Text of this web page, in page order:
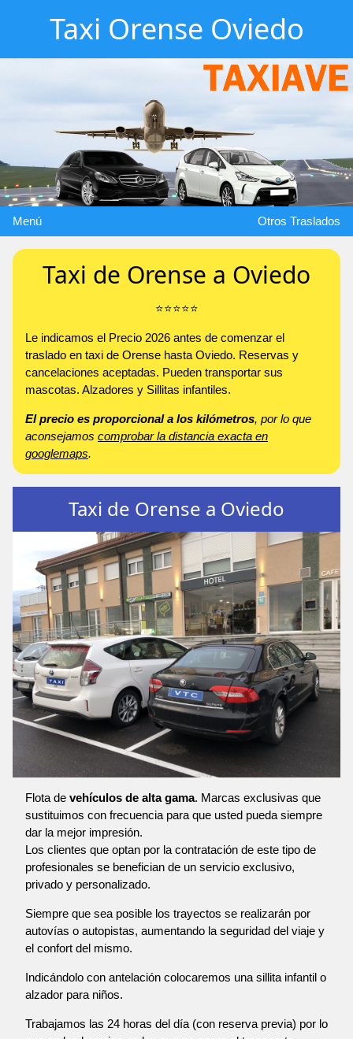
Taxi Orense Oviedo
Menú Otros Traslados
Taxi de Orense a Oviedo
⭐️⭐️⭐️⭐️⭐️
Le indicamos el Precio 2026 antes de comenzar el
traslado en taxi de Orense hasta Oviedo. Reservas y
cancelaciones aceptadas. Pueden transportar sus
mascotas. Alzadores y Sillitas infantiles.
El precio es proporcional a los kilómetros, por lo que
aconsejamos comprobar la distancia exacta en
googlemaps.
Taxi de Orense a Oviedo
Flota de vehículos de alta gama. Marcas exclusivas que
sustituimos con frecuencia para que usted pueda siempre
dar la mejor impresión.
Los clientes que optan por la contratación de este tipo de
profesionales se benefician de un servicio exclusivo,
privado y personalizado.
Siempre que sea posible los trayectos se realizarán por
autovías o autopistas, aumentando la seguridad del viaje y
el confort del mismo.
Indicándolo con antelación colocaremos una sillita infantil o
alzador para niños.
Trabajamos las 24 horas del día (con reserva previa) por lo